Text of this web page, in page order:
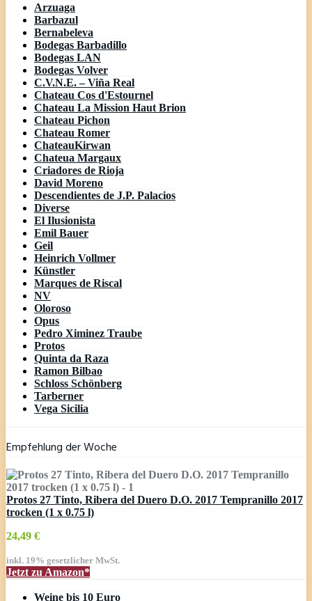
Arzuaga
Barbazul
Bernabeleva
Bodegas Barbadillo
Bodegas LAN
Bodegas Volver
C.V.N.E. – Viña Real
Chateau Cos d'Estournel
Chateau La Mission Haut Brion
Chateau Pichon
Chateau Romer
ChateauKirwan
Chateua Margaux
Criadores de Rioja
David Moreno
Descendientes de J.P. Palacios
Diverse
El Ilusionista
Emil Bauer
Geil
Heinrich Vollmer
Künstler
Marques de Riscal
NV
Oloroso
Opus
Pedro Ximinez Traube
Protos
Quinta da Raza
Ramon Bilbao
Schloss Schönberg
Tarberner
Vega Sicilia
Empfehlung der Woche
Protos 27 Tinto, Ribera del Duero D.O. 2017 Tempranillo 2017
trocken (1 x 0.75 l)
24,49 €
inkl. 19% gesetzlicher MwSt.
Jetzt zu Amazon*
Weine bis 10 Euro